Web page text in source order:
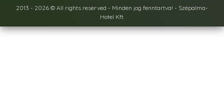
2013 - 2026 © All rights reserved - Minden jog fenntartva! - Szépalma-
Hotel Kft.